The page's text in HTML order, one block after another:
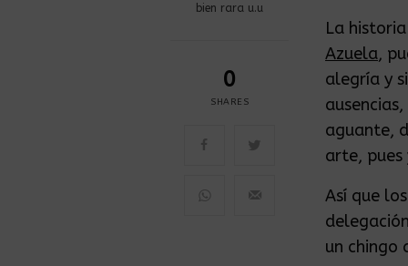
bien rara u.u
0
SHARES
La
Azuela,
alegría y
aguante,
arte, pues
Así que
un chingo